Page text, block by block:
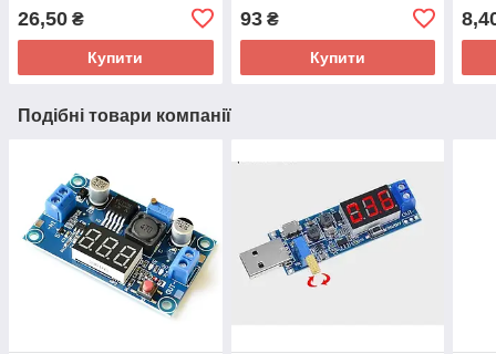
26,50 ₴
Купити
93₴
Купити
Подібні товари компанії